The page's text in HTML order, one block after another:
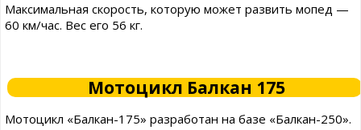
Максимальная скорость, которую может развить мопед —
60 км/час. Вес его 56 кг.
Мотоцикл Балкан 175
Мотоцикл «Балкан-175» разработан на базе «Балкан-250».